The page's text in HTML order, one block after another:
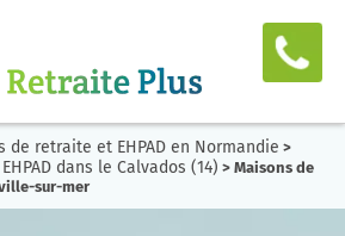
de retraite et EHPAD en Normandie >
dans le Calvados (14) > Maisons de
sur-mer